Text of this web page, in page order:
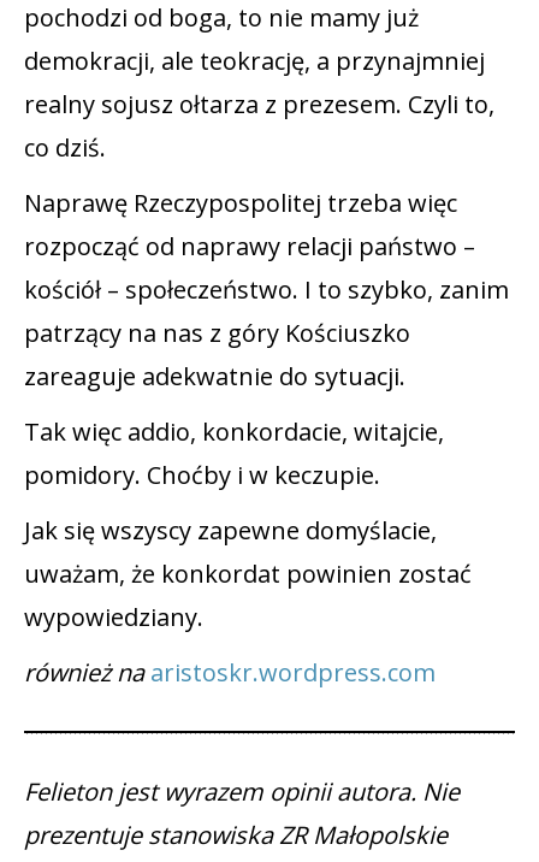
pochodzi od boga, to nie mamy już
demokracji, ale teokrację, a przynajmniej
realny sojusz ołtarza z prezesem. Czyli to,
co dziś.
Naprawę Rzeczypospolitej trzeba więc
rozpocząć od naprawy relacji państwo –
kościół – społeczeństwo. I to szybko, zanim
patrzący na nas z góry Kościuszko
zareaguje adekwatnie do sytuacji.
Tak więc addio, konkordacie, witajcie,
pomidory. Choćby i w keczupie.
Jak się wszyscy zapewne domyślacie,
uważam, że konkordat powinien zostać
wypowiedziany.
również naaristoskr.wordpress.com
Felieton jest wyrazem opinii autora. Nie
prezentuje stanowiska ZR Małopolskie